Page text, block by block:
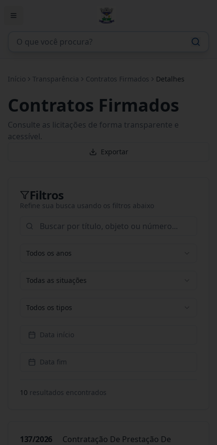
Início Transparência Contratos Firmados Detalhes
Contratos Firmados
Consulte as licitações de forma transparente e
acessível.
Exportar
Filtros
Refine sua busca usando os filtros abaixo
Todos os anos
Todas as situações
Todos os tipos
Data início
Data fim
10 resultados encontrados
137/2026
Contratação De Prestação De